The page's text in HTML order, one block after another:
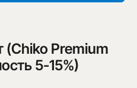
Premium
5-15%)